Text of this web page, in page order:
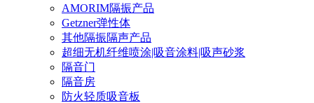
AMORIM隔振产品
Getzner弹性体
其他隔振隔声产品
超细无机纤维喷涂|吸音涂料|吸声砂浆
隔音门
隔音房
防火轻质吸音板